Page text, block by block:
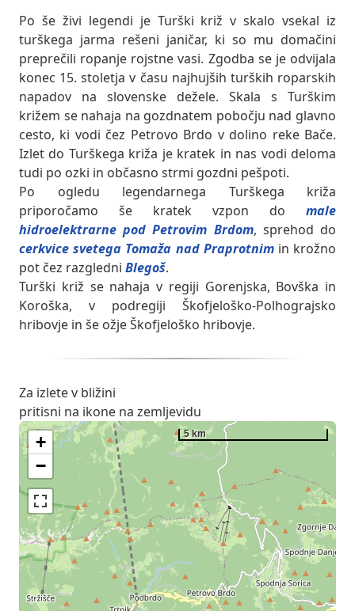
Po še živi legendi je Turški križ v skalo vsekal iz
turškega jarma rešeni janičar, ki so mu domačini
preprečili ropanje rojstne vasi. Zgodba se je odvijala
konec 15. stoletja v času najhujših turških roparskih
napadov na slovenske dežele. Skala s Turškim
križem se nahaja na gozdnatem pobočju nad glavno
cesto, ki vodi čez Petrovo Brdo v dolino reke Bače.
Izlet do Turškega križa je kratek in nas vodi deloma
tudi po ozki in občasno strmi gozdni pešpoti.
Po ogledu legendarnega Turškega križa
priporočamo še kratek vzpon do male
hidroelektrarne pod Petrovim Brdom, sprehod do
cerkvice svetega Tomaža nad Praprotnimin krožno
pot čez razgledni Blegoš.
Turški križ se nahaja v regiji Gorenjska, Bovška in
Koroška, v podregiji Škofjeloško-Polhograjsko
hribovje in še ožje Škofjeloško hribovje.
Za izlete v bližini
pritisni na ikone na zemljevidu
+
−
5 km